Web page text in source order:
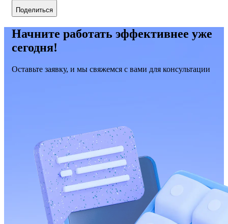
Поделиться
Начните работать эффективнее уже
сегодня!
Оставьте заявку, и мы свяжемся с вами для консультации